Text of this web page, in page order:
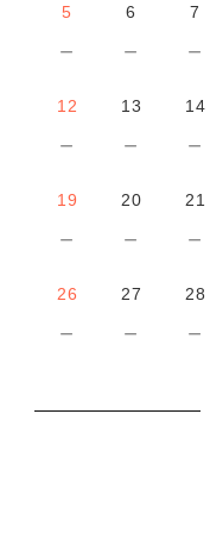
5
－
6
－
7
－
12
－
13
－
14
－
19
－
20
－
21
－
26
－
27
－
28
－